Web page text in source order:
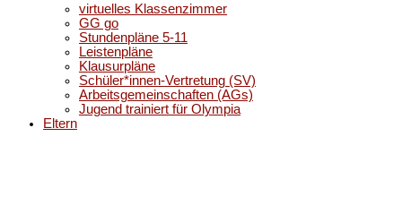
virtuelles Klassenzimmer
GG go
Stundenpläne 5-11
Leistenpläne
Klausurpläne
Schüler*innen-Vertretung (SV)
Arbeitsgemeinschaften (AGs)
Jugend trainiert für Olympia
Eltern